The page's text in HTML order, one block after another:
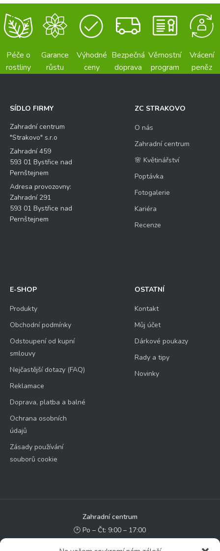
Péče o
rostliny
Garance
růstu
Výhodné
ceny
Bezpečná
doprava
Věrnostní
program
Vrácení
peněz
SÍDLO FIRMY
Zahradní centrum
"Strakovo" s.r.o
Zahradní 459
593 01 Bystřice nad
Pernštejnem
Adresa provozovny:
Zahradní 291
593 01 Bystřice nad
Pernštejnem
ZC STRAKOVO
O nás
Zahradní centrum
🌸 Květinářství
Poptávka
Fotogalerie
Kariéra
Recenze
E-SHOP
Produkty
Obchodní podmínky
Odstoupení od kupní
smlouvy
Nejčastější dotazy (FAQ)
Reklamace
Doprava, platba a balné
Ochrana osobních
údajů
Zásady používání
souborů cookie
OSTATNÍ
Kontakt
Můj účet
Dárkové poukazy
Rady a tipy
Novinky
Zahradní centrum
🕑 Po – Čt: 9:00 – 17:00